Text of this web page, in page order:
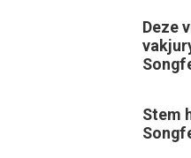
Deze
Stem